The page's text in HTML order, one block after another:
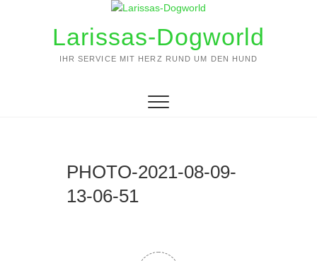
Larissas-Dogworld
IHR SERVICE MIT HERZ RUND UM DEN HUND
PHOTO-2021-08-09-
13-06-51